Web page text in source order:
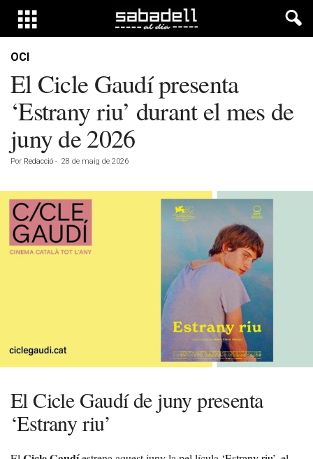
OCI
El Cicle Gaudí presenta
‘Estrany riu’ durant el mes de
juny de 2026
Por Redacció - 28 de maig de 2026
El Cicle Gaudí de juny presenta
‘Estrany riu’